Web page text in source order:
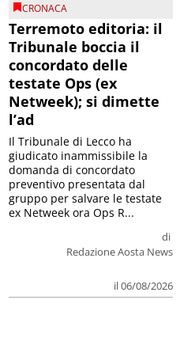
CRONACA
Terremoto editoria: il
Tribunale boccia il
concordato delle
testate Ops (ex
Netweek); si dimette
l’ad
di
Redazione Aosta News
il 06/08/2026
Il Tribunale di Lecco ha
giudicato inammissibile la
domanda di concordato
preventivo presentata dal
gruppo per salvare le testate
ex Netweek ora Ops R...